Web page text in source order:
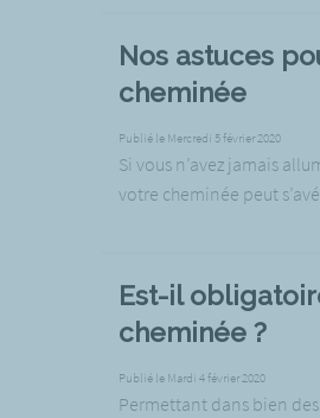
Nos astuces
cheminée
Publié le Mercredi 5 février 2020
Si vous n’avez jamais
votre cheminée peut
Est-il
cheminée ?
Publié le Mardi 4 février 2020
Permettant dans bien